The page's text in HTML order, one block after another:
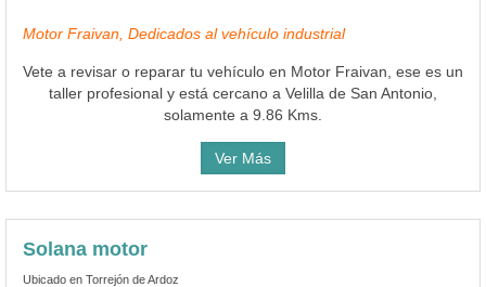
Motor Fraivan, Dedicados al vehículo industrial
Vete a revisar o reparar tu vehículo en Motor Fraivan, ese es un
taller profesional y está cercano a Velilla de San Antonio,
solamente a 9.86 Kms.
Ver Más
Solana motor
Ubicado en Torrejón de Ardoz